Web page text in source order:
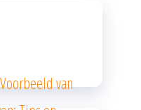
Voorbeeld van